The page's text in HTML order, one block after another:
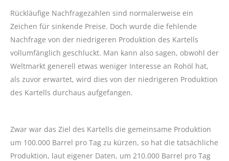
Rückläufige Nachfragezahlen sind normalerweise ein
Zeichen für sinkende Preise. Doch wurde die fehlende
Nachfrage von der niedrigeren Produktion des Kartells
vollumfänglich geschluckt. Man kann also sagen, obwohl der
Weltmarkt generell etwas weniger Interesse an Rohöl hat,
als zuvor erwartet, wird dies von der niedrigeren Produktion
des Kartells durchaus aufgefangen.
Zwar war das Ziel des Kartells die gemeinsame Produktion
um 100.000 Barrel pro Tag zu kürzen, so hat die tatsächliche
Produktion, laut eigener Daten, um 210.000 Barrel pro Tag